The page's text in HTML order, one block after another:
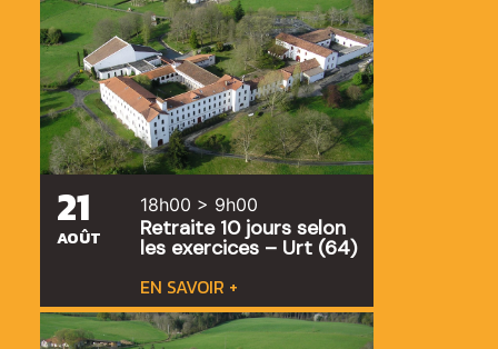
21
AOÛT
18h00 > 9h00
Retraite 10 jours selon
les exercices – Urt (64)
EN SAVOIR +